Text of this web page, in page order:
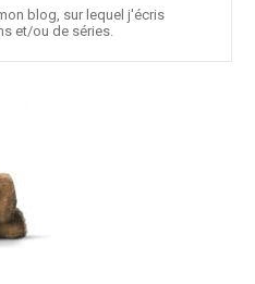
blog, sur lequel j'écris
et/ou de séries.